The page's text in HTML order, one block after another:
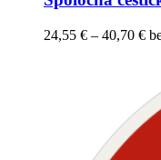
24,55 € – 40,70 €